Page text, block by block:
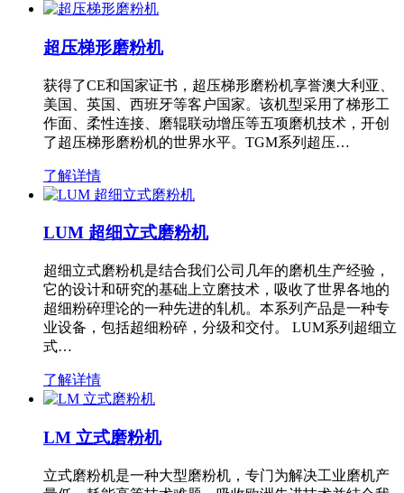
超压梯形磨粉机
获得了CE和国家证书，超压梯形磨粉机享誉澳大利亚、
美国、英国、西班牙等客户国家。该机型采用了梯形工
作面、柔性连接、磨辊联动增压等五项磨机技术，开创
了超压梯形磨粉机的世界水平。TGM系列超压…
了解详情
LUM 超细立式磨粉机
超细立式磨粉机是结合我们公司几年的磨机生产经验，
它的设计和研究的基础上立磨技术，吸收了世界各地的
超细粉碎理论的一种先进的轧机。本系列产品是一种专
业设备，包括超细粉碎，分级和交付。 LUM系列超细立
式…
了解详情
LM 立式磨粉机
立式磨粉机是一种大型磨粉机，专门为解决工业磨机产